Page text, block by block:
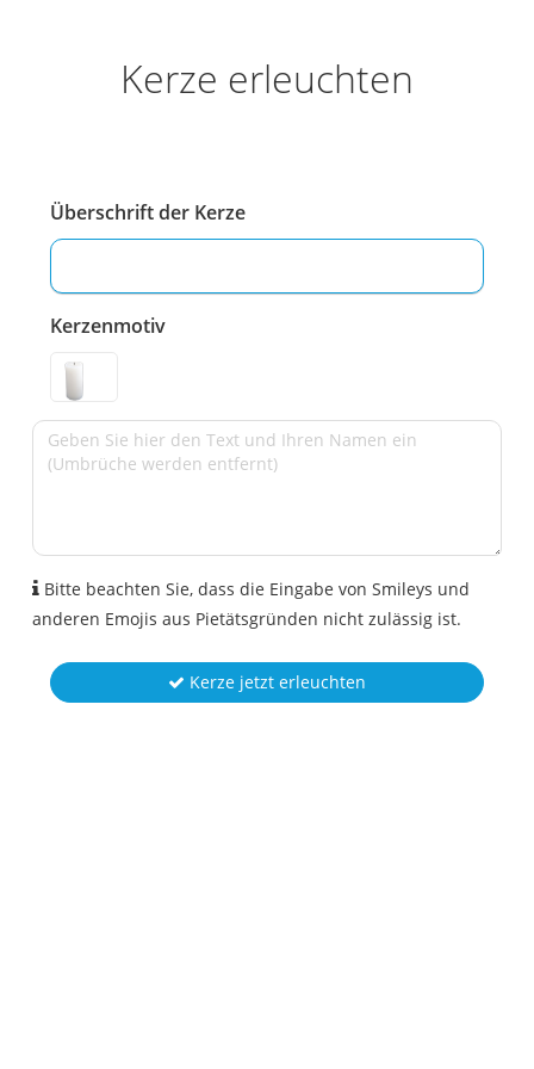
Kerze erleuchten
Überschrift der Kerze
Kerzenmotiv
Bitte beachten Sie, dass die Eingabe von Smileys und
anderen Emojis aus Pietätsgründen nicht zulässig ist.
Kerze jetzt erleuchten